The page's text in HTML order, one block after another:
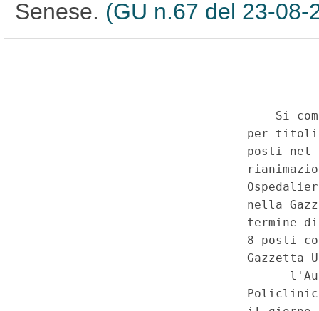
Senese. (GU n.67 del 23-08-